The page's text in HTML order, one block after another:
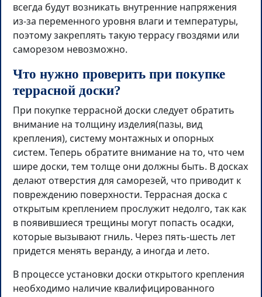
всегда будут возникать внутренние напряжения
из-за переменного уровня влаги и температуры,
поэтому закреплять такую террасу гвоздями или
саморезом невозможно.
Что нужно проверить при покупке
террасной доски?
При покупке террасной доски следует обратить
внимание на толщину изделия(пазы, вид
крепления), систему монтажных и опорных
систем. Теперь обратите внимание на то, что чем
шире доски, тем толще они должны быть. В досках
делают отверстия для саморезей, что приводит к
повреждению поверхности. Террасная доска с
открытым креплением прослужит недолго, так как
в появившиеся трещины могут попасть осадки,
которые вызывают гниль. Через пять-шесть лет
придется менять веранду, а иногда и лето.
В процессе установки доски открытого крепления
необходимо наличие квалифицированного